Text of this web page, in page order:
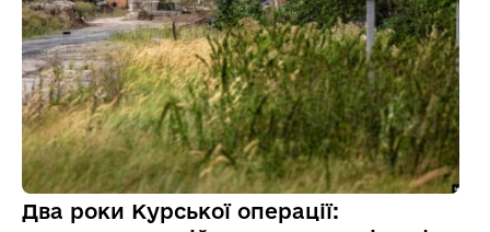
Два роки Курської операції: